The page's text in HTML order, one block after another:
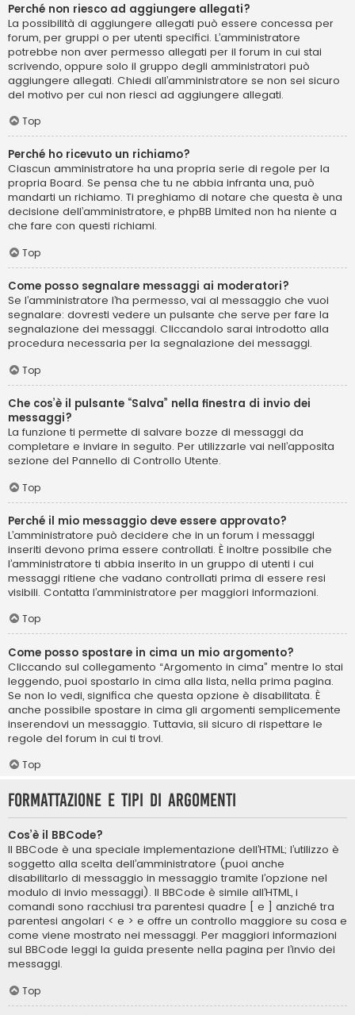
Perché non riesco ad aggiungere allegati?
La possibilità di aggiungere allegati può essere concessa per
forum, per gruppi o per utenti specifici. L’amministratore
potrebbe non aver permesso allegati per il forum in cui stai
scrivendo, oppure solo il gruppo degli amministratori può
aggiungere allegati. Chiedi all’amministratore se non sei sicuro
del motivo per cui non riesci ad aggiungere allegati.
Top
Perché ho ricevuto un richiamo?
Ciascun amministratore ha una propria serie di regole per la
propria Board. Se pensa che tu ne abbia infranta una, può
mandarti un richiamo. Ti preghiamo di notare che questa è una
decisione dell’amministratore, e phpBB Limited non ha niente a
che fare con questi richiami.
Top
Come posso segnalare messaggi ai moderatori?
Se l’amministratore l’ha permesso, vai al messaggio che vuoi
segnalare: dovresti vedere un pulsante che serve per fare la
segnalazione dei messaggi. Cliccandolo sarai introdotto alla
procedura necessaria per la segnalazione dei messaggi.
Top
Che cos’è il pulsante “Salva” nella finestra di invio dei
messaggi?
La funzione ti permette di salvare bozze di messaggi da
completare e inviare in seguito. Per utilizzarle vai nell’apposita
sezione del Pannello di Controllo Utente.
Top
Perché il mio messaggio deve essere approvato?
L’amministratore può decidere che in un forum i messaggi
inseriti devono prima essere controllati. È inoltre possibile che
l’amministratore ti abbia inserito in un gruppo di utenti i cui
messaggi ritiene che vadano controllati prima di essere resi
visibili. Contatta l’amministratore per maggiori informazioni.
Top
Come posso spostare in cima un mio argomento?
Cliccando sul collegamento “Argomento in cima” mentre lo stai
leggendo, puoi spostarlo in cima alla lista, nella prima pagina.
Se non lo vedi, significa che questa opzione è disabilitata. È
anche possibile spostare in cima gli argomenti semplicemente
inserendovi un messaggio. Tuttavia, sii sicuro di rispettare le
regole del forum in cui ti trovi.
Top
Formattazione e tipi di argomenti
Cos’è il BBCode?
Il BBCode è una speciale implementazione dell’HTML; l’utilizzo è
soggetto alla scelta dell’amministratore (puoi anche
disabilitarlo di messaggio in messaggio tramite l’opzione nel
modulo di invio messaggi). Il BBCode è simile all’HTML, i
comandi sono racchiusi tra parentesi quadre [ e ] anziché tra
parentesi angolari < e > e offre un controllo maggiore su cosa e
come viene mostrato nei messaggi. Per maggiori informazioni
sul BBCode leggi la guida presente nella pagina per l’invio dei
messaggi.
Top